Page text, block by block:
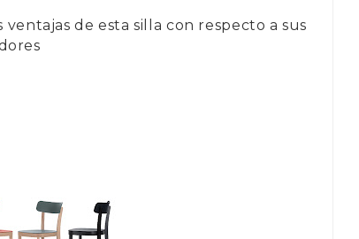
de esta silla con respecto a sus